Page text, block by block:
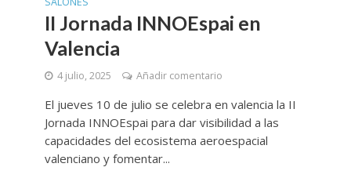
II Jornada INNOEspai en
Valencia
4 julio, 2025 Añadir comentario
El jueves 10 de julio se celebra en valencia la II
Jornada INNOEspai para dar visibilidad a las
capacidades del ecosistema aeroespacial
valenciano y fomentar...